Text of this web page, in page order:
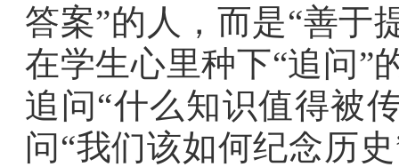
答案”的人，而是“善于
在学生心里种下“追问”
追问“什么知识值得被
问“我们该如何纪念历